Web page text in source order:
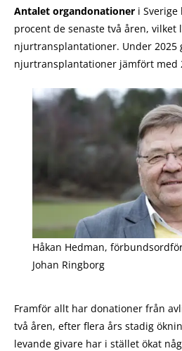
Antalet organdonationer i
procent de senaste två åren,
njurtransplantationer. Under 2025
njurtransplantationer jämfört med
Håkan Hedman,
Johan Ringborg
Framför allt har donationer från
två åren, efter flera års stadig
levande givare har i stället ökat